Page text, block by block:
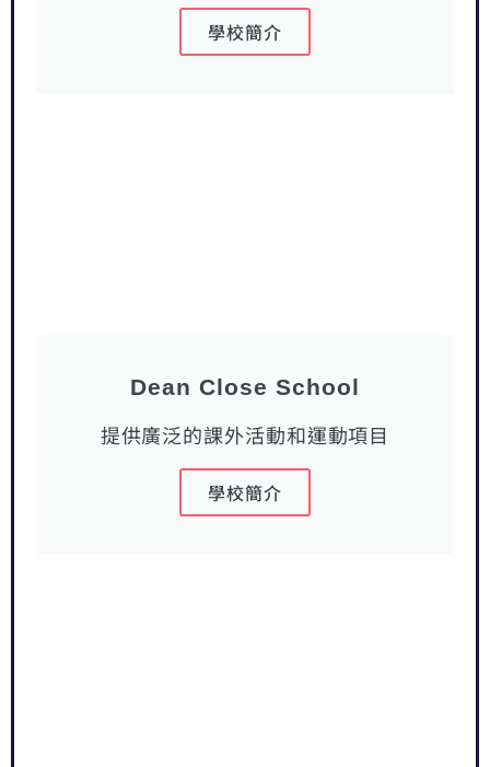
學校簡介
Dean Close School
提供廣泛的課外活動和運動項目
學校簡介